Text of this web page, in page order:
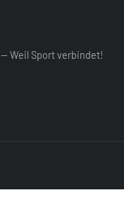
Weil Sport verbindet!